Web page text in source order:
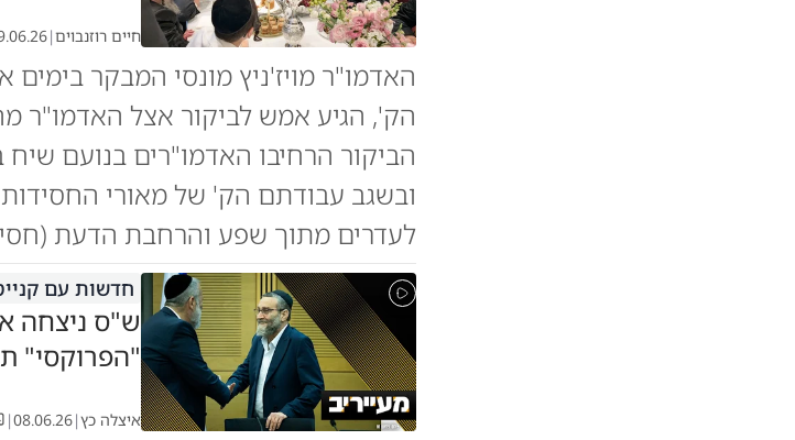
חיים רוזנבוים|
האדמו"ר מויז'ניץ מונסי המבקר בימים
הק', הגיע אמש לביקור אצל האדמו"ר
הביקור הרחיבו האדמו"רים בנועם שיח
ובשגב עבודתם הק' של מאורי
לעדרים מתוך שפע והרחבת הדעת
חדשות עם
ש"ס ניצחה
"הפרוקסי"
איצלה כץ|
08.06.26
|